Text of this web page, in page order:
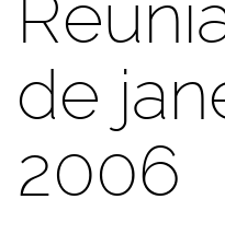
de
2006